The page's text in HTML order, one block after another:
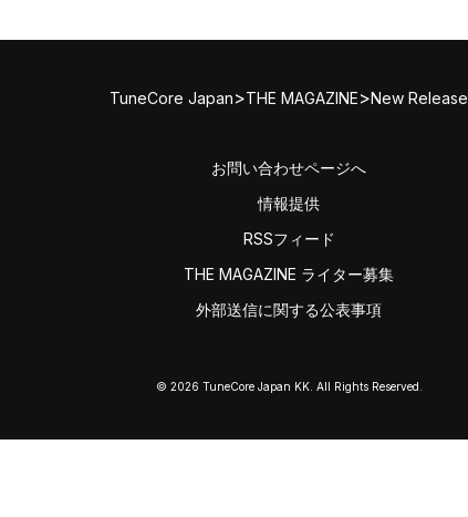
TuneCore Japan>THE MAGAZINE>New Release
お問い合わせページへ
情報提供
RSSフィード
THE MAGAZINE ライター募集
外部送信に関する公表事項
© 2026 TuneCore Japan KK. All Rights Reserved.